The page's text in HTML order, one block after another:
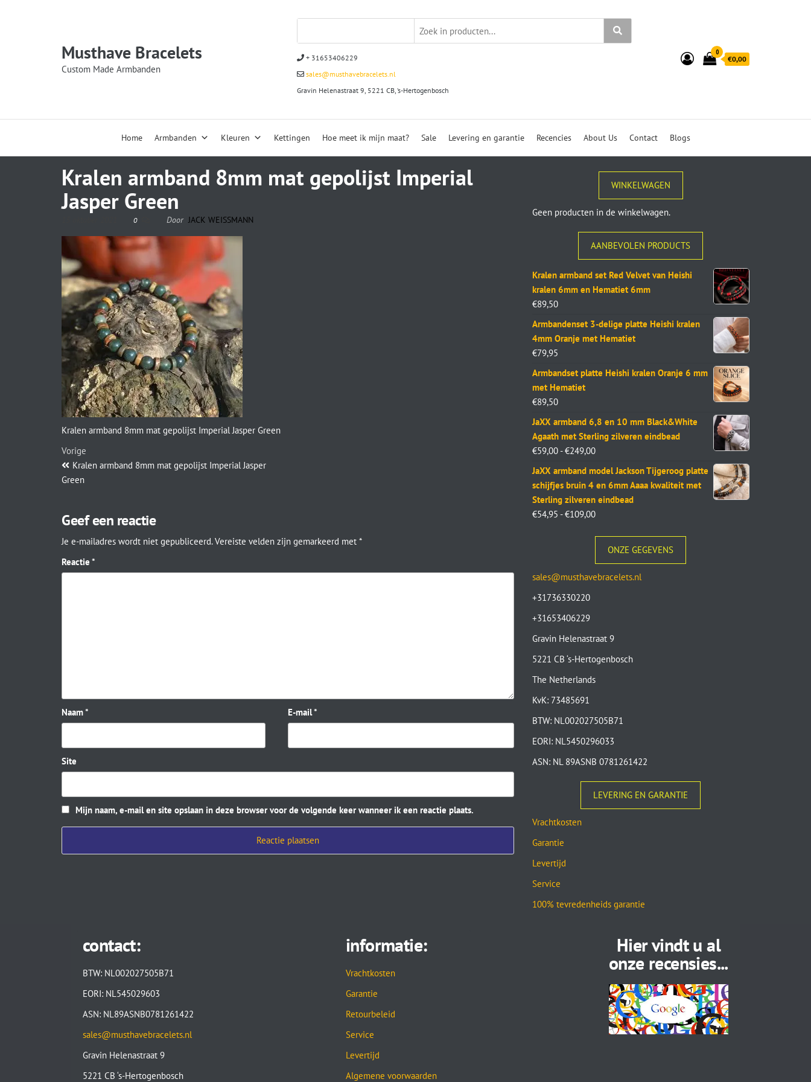
Musthave Bracelets
Custom Made Armbanden
+ 31653406229
sales@musthavebracelets.nl
Gravin Helenastraat 9, 5221 CB, ‘s-Hertogenbosch
0
€0,00
Home Armbanden Kleuren Kettingen Hoe meet ik mijn maat? Sale Levering en garantie Recencies About Us Contact Blogs
Kralen armband 8mm mat gepolijst Imperial
Jasper Green
0 Door JACK WEISSMANN
Kralen armband 8mm mat gepolijst Imperial Jasper Green
Vorige
Kralen armband 8mm mat gepolijst Imperial Jasper
Green
Geef een reactie
Je e-mailadres wordt niet gepubliceerd. Vereiste velden zijn gemarkeerd met *
Reactie *
Naam* E-mail*
Site
Mijn naam, e-mail en site opslaan in deze browser voor de volgende keer wanneer ik een reactie plaats.
WINKELWAGEN
Geen producten in de winkelwagen.
AANBEVOLEN PRODUCTS
Kralen armband set Red Velvet van Heishi
kralen 6mm en Hematiet 6mm
€89,50
Armbandenset 3-delige platte Heishi kralen
4mm Oranje met Hematiet
€79,95
Armbandset platte Heishi kralen Oranje 6 mm
met Hematiet
€89,50
JaXX armband 6,8 en 10 mm Black&White
Agaath met Sterling zilveren eindbead
€59,00 - €249,00
JaXX armband model Jackson Tijgeroog platte
schijfjes bruin 4 en 6mm Aaaa kwaliteit met
Sterling zilveren eindbead
€54,95 - €109,00
ONZE GEGEVENS
sales@musthavebracelets.nl
+31736330220
+31653406229
Gravin Helenastraat 9
5221 CB ‘s-Hertogenbosch
The Netherlands
KvK: 73485691
BTW: NL002027505B71
EORI: NL5450296033
ASN: NL 89ASNB 0781261422
LEVERING EN GARANTIE
Vrachtkosten
Garantie
Levertijd
Service
100% tevredenheids garantie
contact:
BTW: NL002027505B71
EORI: NL545029603
ASN: NL89ASNB0781261422
sales@musthavebracelets.nl
Gravin Helenastraat 9
5221 CB ‘s-Hertogenbosch
informatie:
Vrachtkosten
Garantie
Retourbeleid
Service
Levertijd
Algemene voorwaarden
Hier vindt u al
onze recensies...